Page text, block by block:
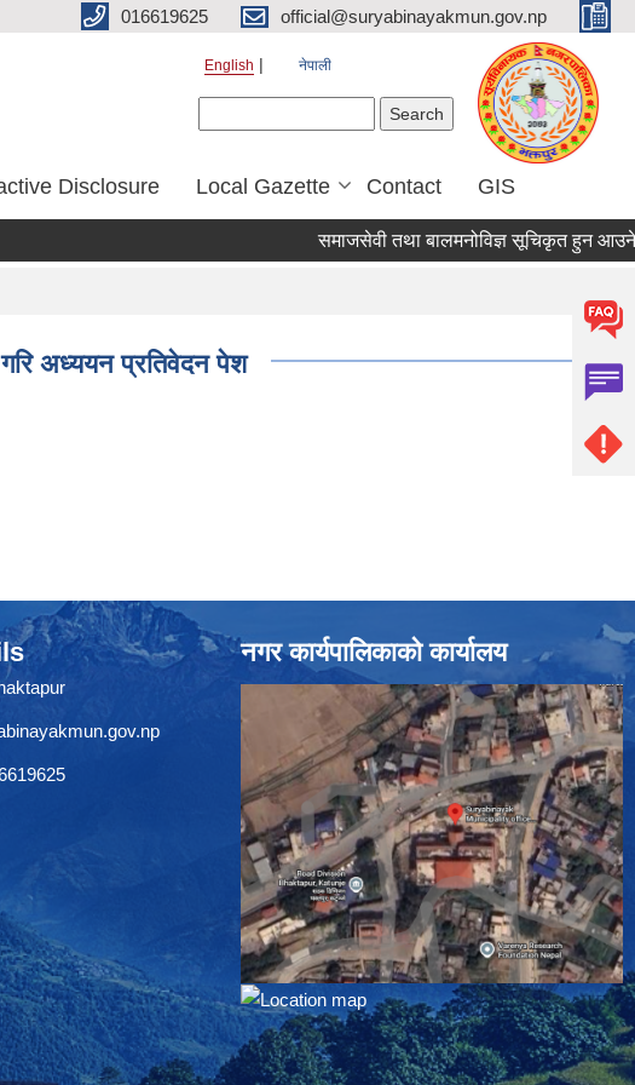
016619625 official@suryabinayakmun.gov.np
English नेपाली
Disclosure Local Gazette Contact GIS
समाजसेवी तथा बालमनोविज्ञ सूचिकृत हुन आउने
अध्ययन प्रतिवेदन पेश
नगर कार्यपालिकाको कार्यालय